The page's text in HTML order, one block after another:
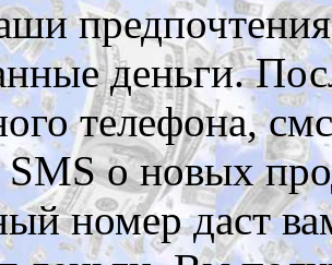
деньги.
телефона,
SMS о новых
номер даст